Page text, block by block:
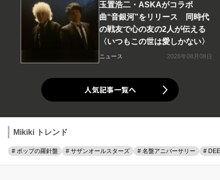
玉置浩二・ASKAがコラボ
曲“音銀河”をリリース 同時代
の戦友で心の友の2人が伝える
〈いつもこの世は愛しかない〉
ニュース 2026年08月08日
人気記事一覧へ
Mikiki トレンド
# ポップの羅針盤 # サザンオールスターズ # 名盤アニバーサリー #